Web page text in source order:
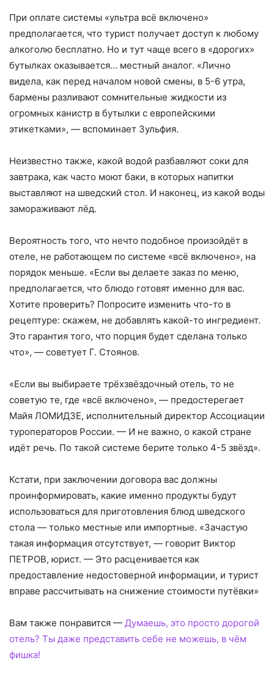
При оплате системы «ультра всё включено»
предполагается, что турист получает доступ к любому
алкоголю бесплатно. Но и тут чаще всего в «дорогих»
бутылках оказывается… местный аналог. «Лично
видела, как перед началом новой смены, в 5-6 утра,
бармены разливают сомнительные жидкости из
огромных канистр в бутылки с европейскими
этикетками», — вспоминает Зульфия.
Неизвестно также, какой водой разбавляют соки для
завтрака, как часто моют баки, в которых напитки
выставляют на шведский стол. И наконец, из какой воды
замораживают лёд.
Вероятность того, что нечто подобное произойдёт в
отеле, не работающем по системе «всё включено», на
порядок меньше. «Если вы делаете заказ по меню,
предполагается, что блюдо готовят именно для вас.
Хотите проверить? Попросите изменить что-то в
рецептуре: скажем, не добавлять какой-то ингредиент.
Это гарантия того, что порция будет сделана только
что», — советует Г. Стоянов.
«Если вы выбираете трёхзвёздочный отель, то не
советую те, где «всё включено», — предостерегает
Майя ЛОМИДЗЕ, исполнительный директор Ассоциации
туроператоров России. — И не важно, о какой стране
идёт речь. По такой системе берите только 4-5 звёзд».
Кстати, при заключении договора вас должны
проинформировать, какие именно продукты будут
использоваться для приготовления блюд шведского
стола — только местные или импортные. «Зачастую
такая информация отсутствует, — говорит Виктор
ПЕТРОВ, юрист. — Это расценивается как
предоставление недостоверной информации, и турист
вправе рассчитывать на снижение стоимости путёвки»
Вам также понравится — Думаешь, это просто дорогой
отель? Ты даже представить себе не можешь, в чём
фишка!